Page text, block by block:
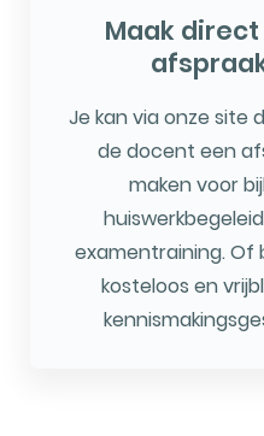
Maak direct
Je kan via onze site
de docent een
maken voor
examentraining. Of
kosteloos en